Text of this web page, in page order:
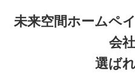
未来空間ホームペ
会
選ば